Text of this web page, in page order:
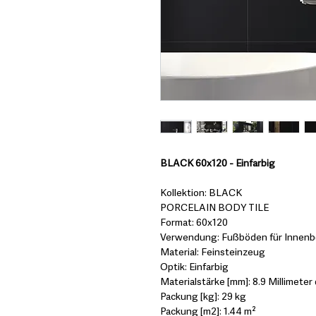
BLACK 60x120 - Einfarbig
Kollektion: BLACK
PORCELAIN BODY TILE
Format: 60x120
Verwendung: Fußböden für
Material: Feinsteinzeug
Optik: Einfarbig
Materialstärke [mm]: 8.9 Millimeter
Packung [kg]: 29 kg
Packung [m2]: 1.44 m²